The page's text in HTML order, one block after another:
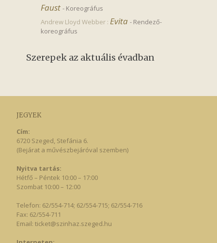
Faust - Koreográfus
Andrew Lloyd Webber : Evita - Rendező-
koreográfus
Szerepek az aktuális évadban
JEGYEK
Cím:
6720 Szeged, Stefánia 6.
(Bejárat a művészbejáróval szemben)
Nyitva tartás:
Hétfő – Péntek 10:00 – 17:00
Szombat 10:00 – 12:00
Telefon: 62/554-714; 62/554-715; 62/554-716
Fax: 62/554-711
Email: ticket@szinhaz.szeged.hu